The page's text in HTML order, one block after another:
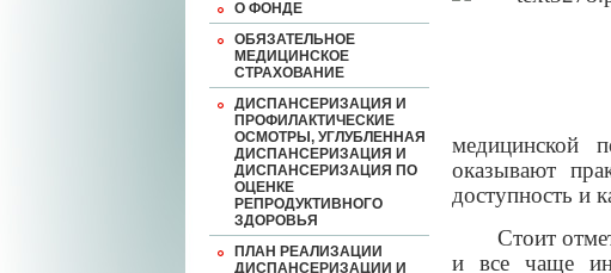
О ФОНДЕ
ОБЯЗАТЕЛЬНОЕ
МЕДИЦИНСКОЕ
СТРАХОВАНИЕ
ДИСПАНСЕРИЗАЦИЯ И
ПРОФИЛАКТИЧЕСКИЕ
ОСМОТРЫ, УГЛУБЛЕННАЯ
ДИСПАНСЕРИЗАЦИЯ И
ДИСПАНСЕРИЗАЦИЯ ПО
ОЦЕНКЕ
РЕПРОДУКТИВНОГО
ЗДОРОВЬЯ
ПЛАН РЕАЛИЗАЦИИ
ДИСПАНСЕРИЗАЦИИ И
оказывают
доступность и
Стоит
и все чаще